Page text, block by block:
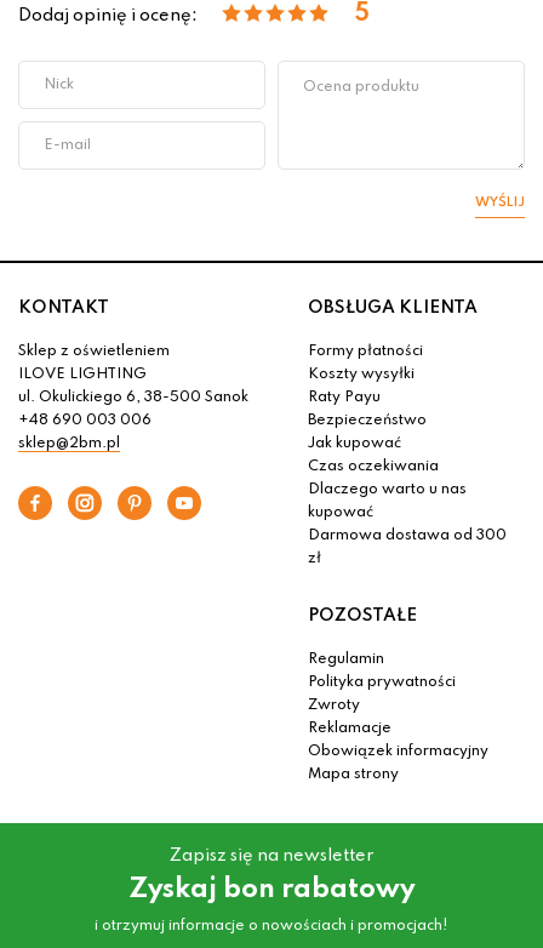
Dodaj opinię i ocenę: 5
WYŚLIJ
KONTAKT
Sklep z oświetleniem
ILOVE LIGHTING
ul. Okulickiego 6, 38-500 Sanok
+48 690 003 006
sklep@2bm.pl
OBSŁUGA KLIENTA
Formy płatności
Koszty wysyłki
Raty Payu
Bezpieczeństwo
Jak kupować
Czas oczekiwania
Dlaczego warto u nas
kupować
Darmowa dostawa od 300
zł
POZOSTAŁE
Regulamin
Polityka prywatności
Zwroty
Reklamacje
Obowiązek informacyjny
Mapa strony
Zapisz się na newsletter
Zyskaj bon rabatowy
i otrzymuj informacje o nowościach i promocjach!